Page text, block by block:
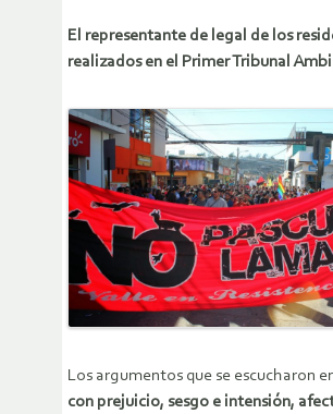
El representante de legal de los
realizados en el Primer Tribunal
Los argumentos que se escucharon
con prejuicio, sesgo e intensión,